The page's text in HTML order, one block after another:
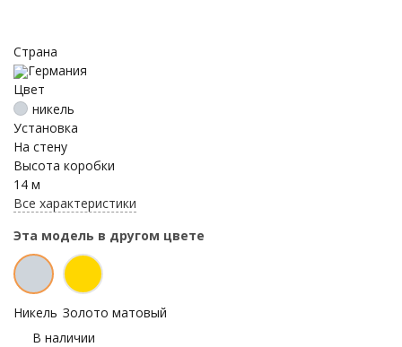
Страна
Германия
Цвет
никель
Установка
На стену
Высота коробки
14 м
Все характеристики
Эта модель в другом цвете
Никель Золото матовый
В наличии